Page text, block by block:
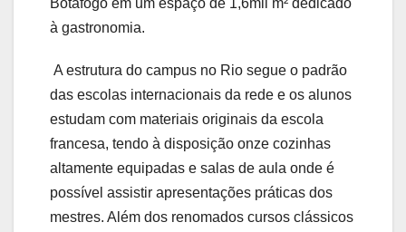
Botafogo em um espaço de 1,6mil m² dedicado
à gastronomia.
A estrutura do campus no Rio segue o padrão
das escolas internacionais da rede e os alunos
estudam com materiais originais da escola
francesa, tendo à disposição onze cozinhas
altamente equipadas e salas de aula onde é
possível assistir apresentações práticas dos
mestres. Além dos renomados cursos clássicos